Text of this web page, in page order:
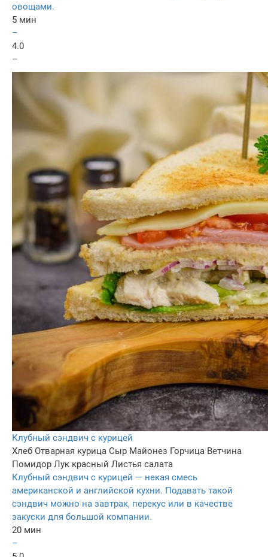
овощами.
5 мин
–
4.0
–
Клубный сэндвич с курицей
Хлеб Отварная курица Сыр Майонез Горчица Ветчина
Помидор Лук красный Листья салата
Клубный сэндвич с курицей — некая смесь
американской и английской кухни. Подавать такой
сэндвич можно на завтрак, перекус или в качестве
закуски для большой компании.
20 мин
–